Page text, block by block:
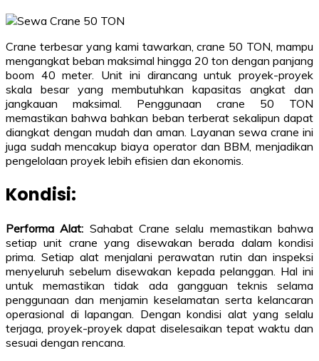
Crane terbesar yang kami tawarkan, crane 50 TON, mampu
mengangkat beban maksimal hingga 20 ton dengan panjang
boom 40 meter. Unit ini dirancang untuk proyek-proyek
skala besar yang membutuhkan kapasitas angkat dan
jangkauan maksimal. Penggunaan crane 50 TON
memastikan bahwa bahkan beban terberat sekalipun dapat
diangkat dengan mudah dan aman. Layanan sewa crane ini
juga sudah mencakup biaya operator dan BBM, menjadikan
pengelolaan proyek lebih efisien dan ekonomis.
Kondisi:
Performa Alat: Sahabat Crane selalu memastikan bahwa
setiap unit crane yang disewakan berada dalam kondisi
prima. Setiap alat menjalani perawatan rutin dan inspeksi
menyeluruh sebelum disewakan kepada pelanggan. Hal ini
untuk memastikan tidak ada gangguan teknis selama
penggunaan dan menjamin keselamatan serta kelancaran
operasional di lapangan. Dengan kondisi alat yang selalu
terjaga, proyek-proyek dapat diselesaikan tepat waktu dan
sesuai dengan rencana.